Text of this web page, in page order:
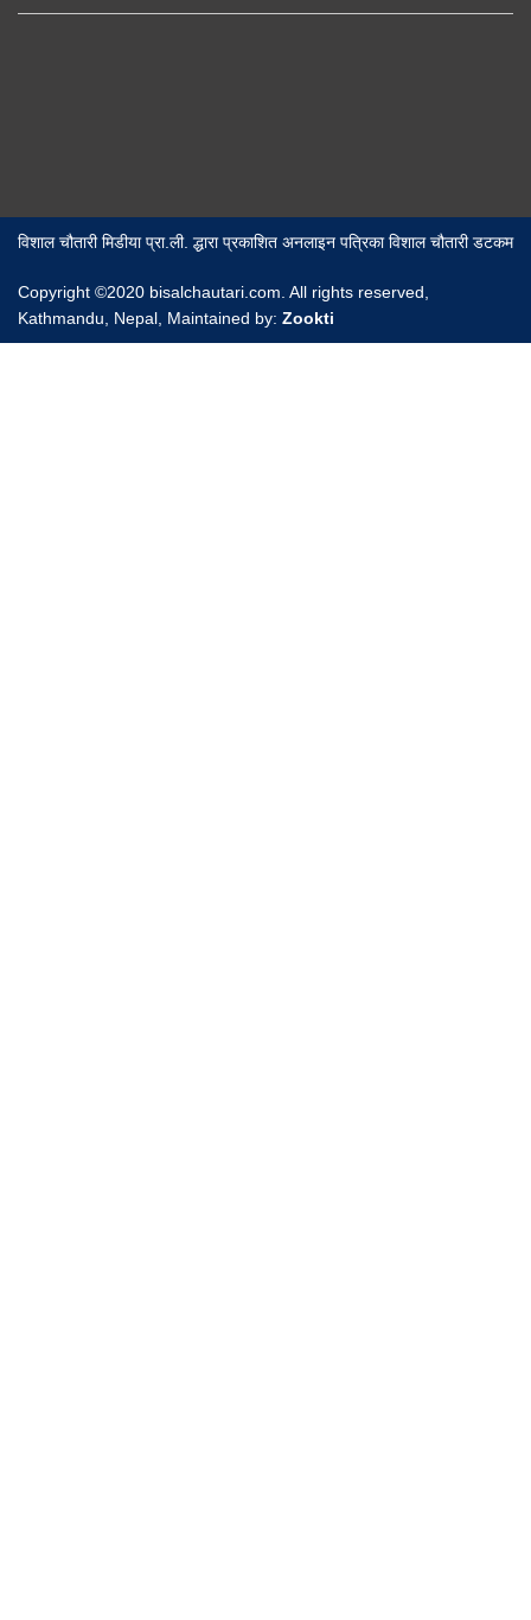
विशाल चौतारी मिडीया प्रा.ली. द्धारा प्रकाशित अनलाइन पत्रिका विशाल चौतारी डटकम
Copyright ©2020 bisalchautari.com. All rights reserved,
Kathmandu, Nepal, Maintained by: Zookti